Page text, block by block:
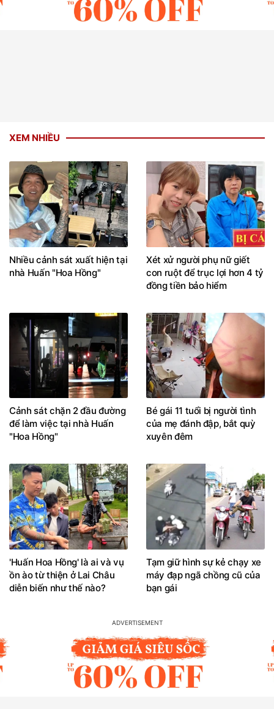
XEM NHIỀU
Nhiều cảnh sát xuất hiện tại
nhà Huấn "Hoa Hồng"
Xét xử người phụ nữ giết
con ruột để trục lợi hơn 4 tỷ
đồng tiền bảo hiểm
Cảnh sát chặn 2 đầu đường
để làm việc tại nhà Huấn
"Hoa Hồng"
Bé gái 11 tuổi bị người tình
của mẹ đánh đập, bắt quỳ
xuyên đêm
'Huấn Hoa Hồng' là ai và vụ
ồn ào từ thiện ở Lai Châu
diễn biến như thế nào?
Tạm giữ hình sự kẻ chạy xe
máy đạp ngã chồng cũ của
bạn gái